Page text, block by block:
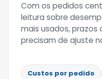
Com os pedidos
leitura sobre
mais usados,
precisam de ajuste
Custos por pedido